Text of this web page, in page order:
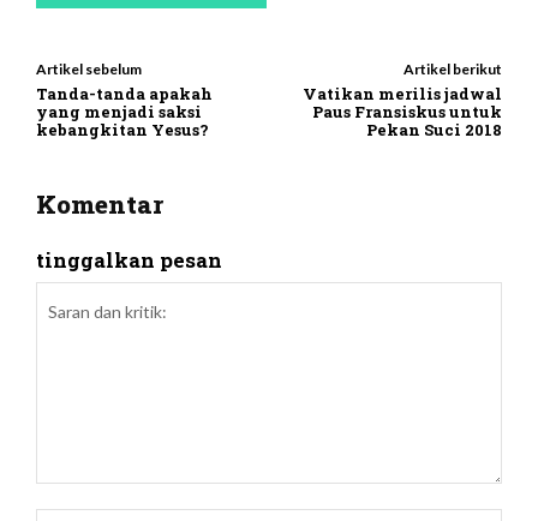
Artikel sebelum
Tanda-tanda apakah
yang menjadi saksi
kebangkitan Yesus?
Artikel berikut
Vatikan merilis jadwal
Paus Fransiskus untuk
Pekan Suci 2018
Komentar
tinggalkan pesan